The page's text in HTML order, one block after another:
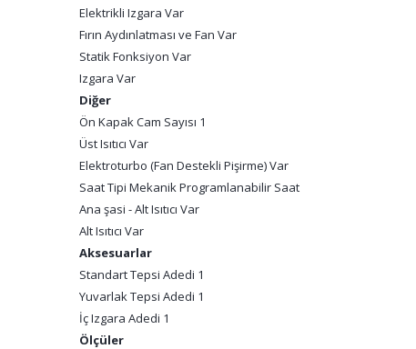
Elektrikli Izgara Var
Fırın Aydınlatması ve Fan Var
Statik Fonksiyon Var
Izgara Var
Diğer
Ön Kapak Cam Sayısı 1
Üst Isıtıcı Var
Elektroturbo (Fan Destekli Pişirme) Var
Saat Tipi Mekanik Programlanabilir Saat
Ana şasi - Alt Isıtıcı Var
Alt Isıtıcı Var
Aksesuarlar
Standart Tepsi Adedi 1
Yuvarlak Tepsi Adedi 1
İç Izgara Adedi 1
Ölçüler